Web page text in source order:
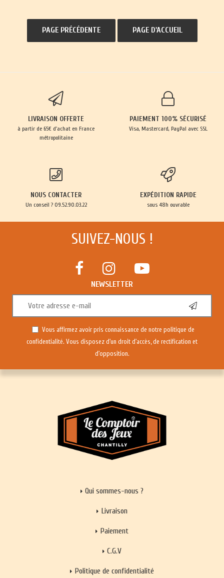
LIVRAISON OFFERTE
à partir de 65€ d'achat en France
métropolitaine
PAIEMENT 100% SÉCURISÉ
Visa, Mastercard, PayPal avec SSL
NOUS CONTACTER
Un conseil ? 09.52.90.03.22
EXPÉDITION RAPIDE
sous 48h ouvrable
SUIVEZ-NOUS !
NEWSLETTER
Vous affirmez avoir pris connaissance de notre politique de
confidentialité. Vous disposez d'un droit d'accès, de rectification et
d'opposition.
Qui sommes-nous ?
Livraison
Paiement
C.G.V
Politique de confidentialité